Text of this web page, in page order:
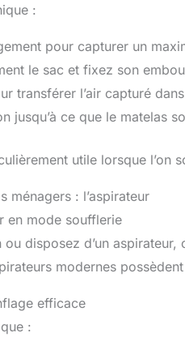
:
pour capturer un
le sac et fixez son
transférer l’air capturé
jusqu’à ce que le matelas
utile lorsque l’on
ménagers : l’aspirateur
en mode soufflerie
ou disposez d’un
modernes
efficace
: